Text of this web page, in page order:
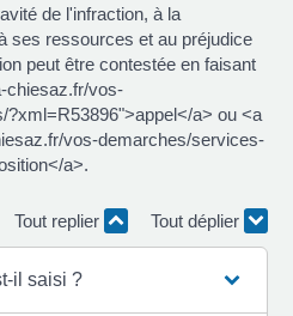
de l'infraction, à la
ses ressources et au préjudice
peut être contestée en faisant
chiesaz.fr/vos-
a> ou <a
vos-demarches/services-
a>.
Tout replier Tout déplier
il saisi ?